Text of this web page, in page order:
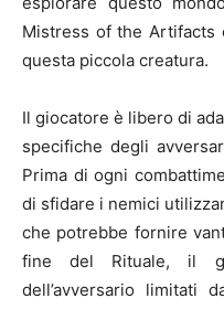
Mistress of the Artifacts
questa piccola creatura.
Il giocatore è libero di
specifiche degli
Prima di ogni
di sfidare i nemici
che potrebbe fornire
fine del Rituale, il
dell’avversario limitati